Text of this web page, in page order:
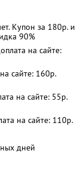
Купон за 180р. и
90%
на сайте:
сайте: 160р.
на сайте: 55р.
на сайте: 110р.
дней